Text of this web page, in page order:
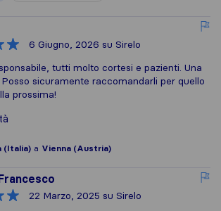
6 Giugno, 2026 su Sirelo
tutti molto cortesi e pazienti. Una
sicuramente raccomandarli per quello
prossima!
(Italia) a Vienna (Austria)
22 Marzo, 2025 su Sirelo